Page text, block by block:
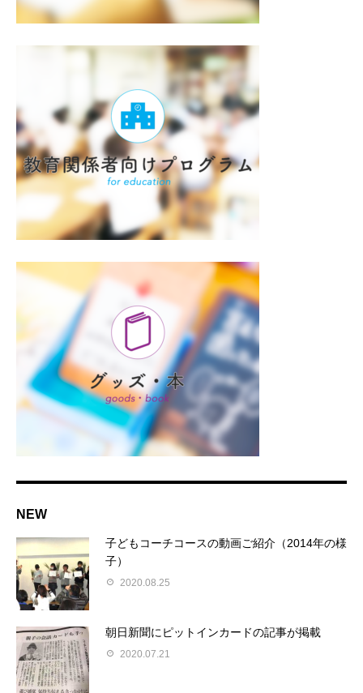
NEW
子どもコーチコースの動画ご紹介（2014年の様
子）
2020.08.25
朝日新聞にピットインカードの記事が掲載
2020.07.21